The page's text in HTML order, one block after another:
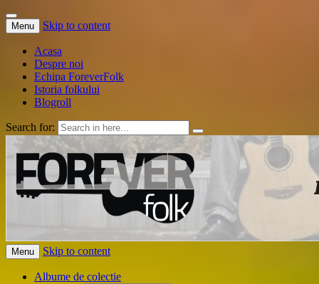
Menu Skip to content
Acasa
Despre noi
Echipa ForeverFolk
Istoria folkului
Blogroll
Search for:
ForeverFolk
Muzica sufletului tau
Menu Skip to content
Albume de colectie